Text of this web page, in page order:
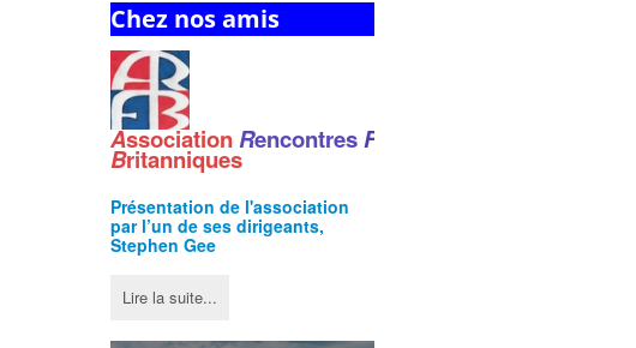
Chez nos amis
AssociationRencontresF
Britanniques
Présentation de l'association
par l’un de ses dirigeants,
Stephen Gee
Lire la suite...